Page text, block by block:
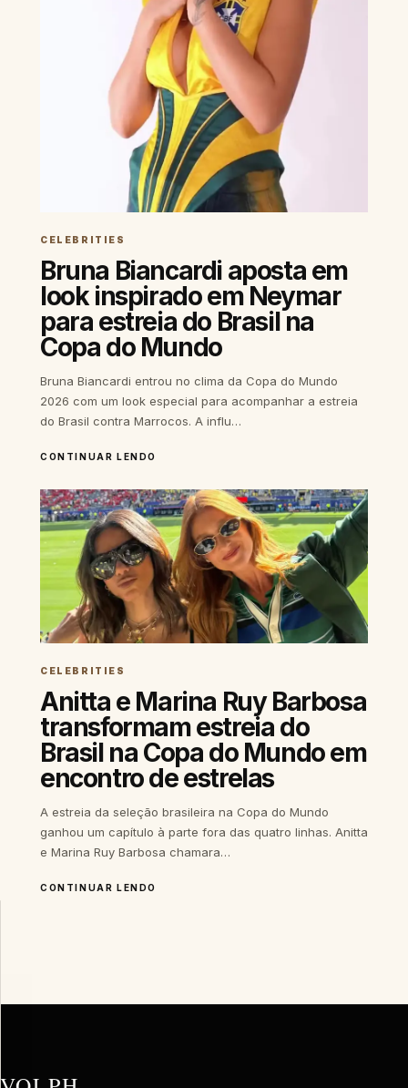
CELEBRITIES
Bruna Biancardi aposta em
look inspirado em Neymar
para estreia do Brasil na
Copa do Mundo
Bruna Biancardi entrou no clima da Copa do Mundo
2026 com um look especial para acompanhar a estreia
do Brasil contra Marrocos. A influ…
CONTINUAR LENDO
CELEBRITIES
Anitta e Marina Ruy Barbosa
transformam estreia do
Brasil na Copa do Mundo em
encontro de estrelas
A estreia da seleção brasileira na Copa do Mundo
ganhou um capítulo à parte fora das quatro linhas. Anitta
e Marina Ruy Barbosa chamara…
CONTINUAR LENDO
para